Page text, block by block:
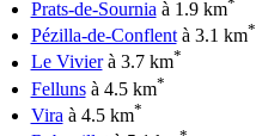
Prats-de-Sournia à 1.9 km
Pézilla-de-Conflentà 3.1 km*
Le Vivierà 3.7 km*
Fellunsà 4.5 km*
Vira à 4.5 km*